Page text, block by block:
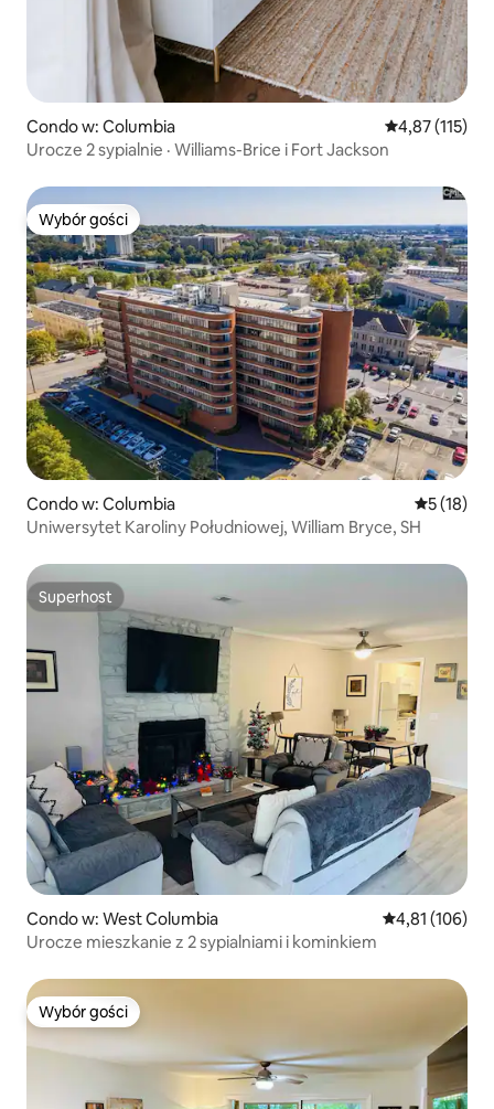
Condo w: Columbia Średnia
4,87 (115)
Urocze 2 sypialnie · Williams-Brice i Fort Jackson
Wybór gości
Wybór gości
Condo w: Columbia Średnia
5 (18)
Uniwersytet Karoliny Południowej, William Bryce, SH
Superhost
Superhost
Condo w: West Columbia Średnia
4,81 (106)
Urocze mieszkanie z 2 sypialniami i kominkiem
Wybór gości
Wybór gości